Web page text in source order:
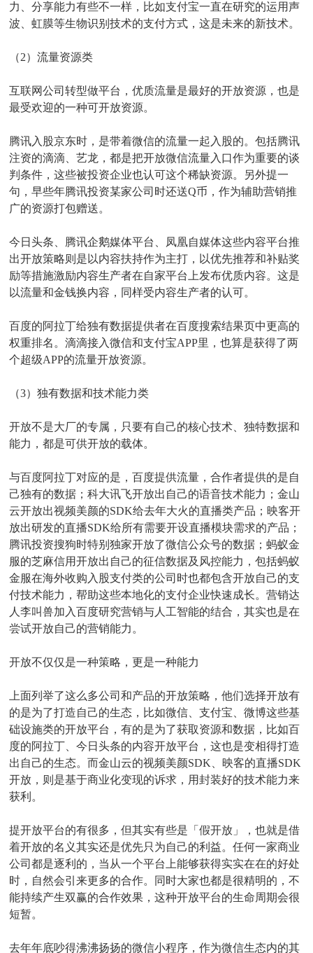
力、分享能力有些不一样，比如支付宝一直在研究的运用声
波、虹膜等生物识别技术的支付方式，这是未来的新技术。
（2）流量资源类
互联网公司转型做平台，优质流量是最好的开放资源，也是
最受欢迎的一种可开放资源。
腾讯入股京东时，是带着微信的流量一起入股的。包括腾讯
注资的滴滴、艺龙，都是把开放微信流量入口作为重要的谈
判条件，这些被投资企业也认可这个稀缺资源。另外提一
句，早些年腾讯投资某家公司时还送Q币，作为辅助营销推
广的资源打包赠送。
今日头条、腾讯企鹅媒体平台、凤凰自媒体这些内容平台推
出开放策略则是以内容扶持作为主打，以优先推荐和补贴奖
励等措施激励内容生产者在自家平台上发布优质内容。这是
以流量和金钱换内容，同样受内容生产者的认可。
百度的阿拉丁给独有数据提供者在百度搜索结果页中更高的
权重排名。滴滴接入微信和支付宝APP里，也算是获得了两
个超级APP的流量开放资源。
（3）独有数据和技术能力类
开放不是大厂的专属，只要有自己的核心技术、独特数据和
能力，都是可供开放的载体。
与百度阿拉丁对应的是，百度提供流量，合作者提供的是自
己独有的数据；科大讯飞开放出自己的语音技术能力；金山
云开放出视频美颜的SDK给去年大火的直播类产品；映客开
放出研发的直播SDK给所有需要开设直播模块需求的产品；
腾讯投资搜狗时特别独家开放了微信公众号的数据；蚂蚁金
服的芝麻信用开放出自己的征信数据及风控能力，包括蚂蚁
金服在海外收购入股支付类的公司时也都包含开放自己的支
付技术能力，帮助这些本地化的支付企业快速成长。营销达
人李叫兽加入百度研究营销与人工智能的结合，其实也是在
尝试开放自己的营销能力。
开放不仅仅是一种策略，更是一种能力
上面列举了这么多公司和产品的开放策略，他们选择开放有
的是为了打造自己的生态，比如微信、支付宝、微博这些基
础设施类的开放平台，有的是为了获取资源和数据，比如百
度的阿拉丁、今日头条的内容开放平台，这也是变相得打造
出自己的生态。而金山云的视频美颜SDK、映客的直播SDK
开放，则是基于商业化变现的诉求，用封装好的技术能力来
获利。
提开放平台的有很多，但其实有些是「假开放」，也就是借
着开放的名义其实还是优先只为自己的利益。任何一家商业
公司都是逐利的，当从一个平台上能够获得实实在在的好处
时，自然会引来更多的合作。同时大家也都是很精明的，不
能持续产生双赢的合作效果，这种开放平台的生命周期会很
短暂。
去年年底吵得沸沸扬扬的微信小程序，作为微信生态内的其